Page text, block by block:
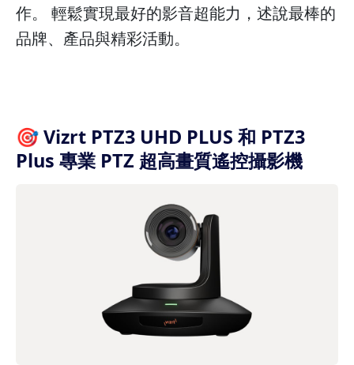
作。 輕鬆實現最好的影音超能力，述說最棒的
品牌、產品與精彩活動。
🎯 Vizrt PTZ3 UHD PLUS 和 PTZ3
Plus 專業 PTZ 超高畫質遙控攝影機